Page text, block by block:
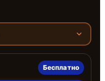
Бесплатно